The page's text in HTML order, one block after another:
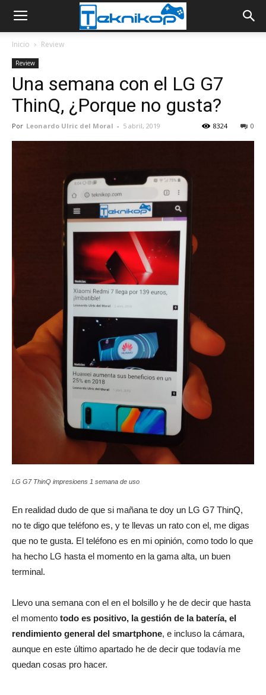
Inicio Review
Review
Una semana con el LG G7
ThinQ, ¿Porque no gusta?
Por Leonardo Ulric del Moral - 5 abril, 2019 0
8324
LG G7 ThinQ impresioens 1 semana de uso
En realidad dudo de que si mañana te doy un LG G7 ThinQ,
no te digo que teléfono es, y te llevas un rato con el, me digas
que no te gusta. El teléfono es en mi opinión, como todo lo que
ha hecho LG hasta el momento en la gama alta, un buen
terminal.
Llevo una semana con el en el bolsillo y he de decir que hasta
el momento todo es positivo, la gestión de la batería, el
rendimiento general del smartphone, e incluso la cámara,
aunque en este último apartado he de decir que todavía me
quedan cosas pro hacer.